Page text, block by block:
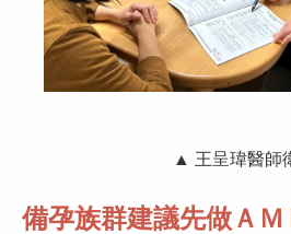
▲ 王呈瑋醫師
備孕族群建議先做Ａ